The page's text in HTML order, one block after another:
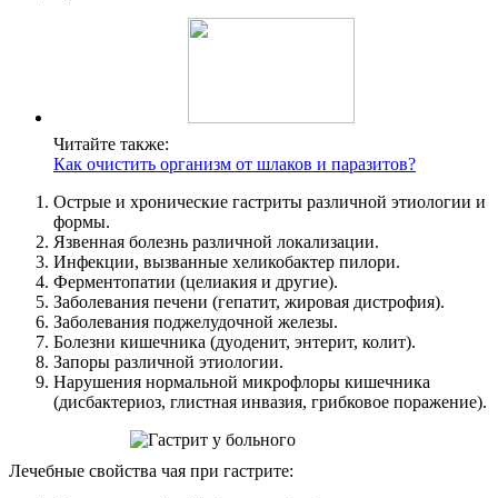
Читайте также:
Как очистить организм от шлаков и паразитов?
Острые и хронические гастриты различной этиологии и
формы.
Язвенная болезнь различной локализации.
Инфекции, вызванные хеликобактер пилори.
Ферментопатии (целиакия и другие).
Заболевания печени (гепатит, жировая дистрофия).
Заболевания поджелудочной железы.
Болезни кишечника (дуоденит, энтерит, колит).
Запоры различной этиологии.
Нарушения нормальной микрофлоры кишечника
(дисбактериоз, глистная инвазия, грибковое поражение).
Лечебные свойства чая при гастрите: